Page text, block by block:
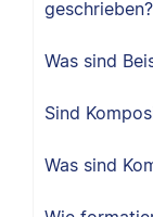
geschrieben?
Was sind
Sind
Was sind